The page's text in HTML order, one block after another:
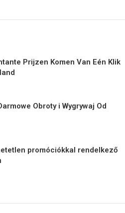
Prijzen Komen Van Eén Klik
Obroty i Wygrywaj Od
promóciókkal rendelkező